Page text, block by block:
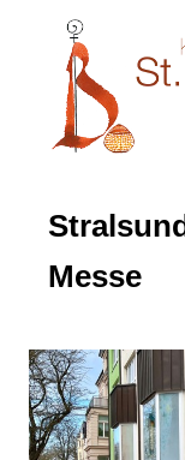
Messe